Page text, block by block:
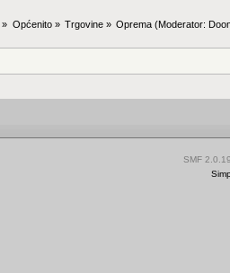
» Općenito» Trgovine» Oprema (Moderator:
SMF